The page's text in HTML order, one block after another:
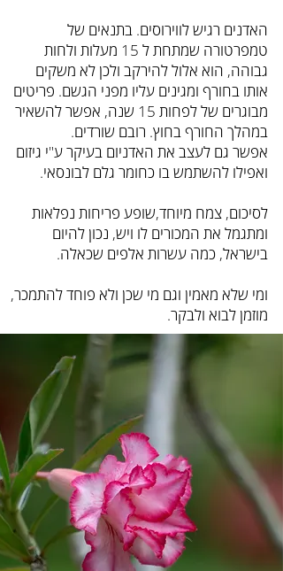
האדנים רגיש לווירוסים. בתנאים של
טמפרטורה שמתחת ל 15 מעלות ולחות
גבוהה, הוא אלול להירקב ולכן לא משקים
אותו בחורף ומגינים עליו מפני הגשם. פריטים
מבוגרים של לפחות 15 שנה, אפשר להשאיר
במהלך החורף בחוץ. רובם שורדים.
אפשר גם לעצב את האדניום בעיקר ע"י גיזום
ואפילו להשתמש בו כחומר גלם לבונסאי.
לסיכום, צמח מיוחד,שופע פריחות נפלאות
ומתגמל את המכורים לו ויש, נכון להיום
בישראל, כמה עשרות אלפים שכאלה.
ומי שלא מאמין וגם מי שכן ולא פוחד להתמכר,
מוזמן לבוא ולבקר.